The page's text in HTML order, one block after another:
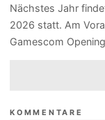
Nächstes Jahr
2026 statt. Am
Gamescom
KOMMENTARE